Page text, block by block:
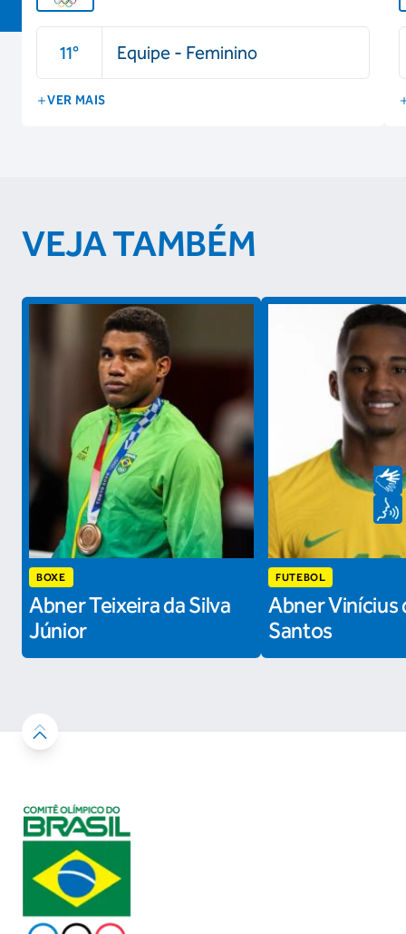
11° Equipe - Feminino
VER MAIS
VEJA TAMBÉM
BOXE
Abner Teixeira da Silva
Júnior
FUTEBOL
Abner Vinícius
Santos